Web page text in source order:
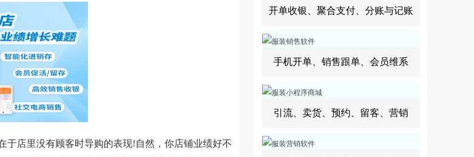
店里没有顾客时导购的表现!自然，你店铺业绩好不
开单收银、聚合支付、分账与记账
手机开单、销售跟单、会员维系
引流、卖货、预约、留客、营销